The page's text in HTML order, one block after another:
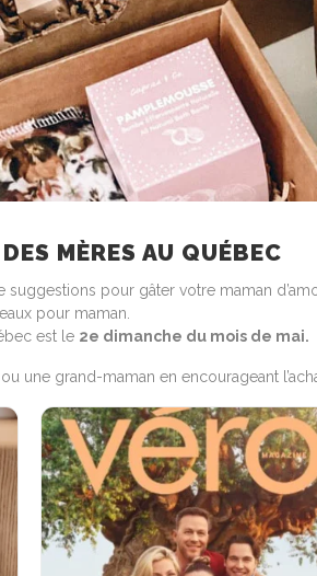
MÈRES AU QUÉBEC
pour gâter votre maman
pour maman.
est le 2e dimanche du mois de mai.
une grand-maman en encourageant